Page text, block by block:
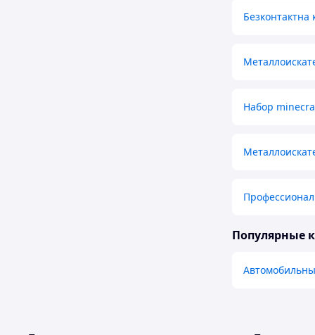
Безконтактна
Набор
Популярные